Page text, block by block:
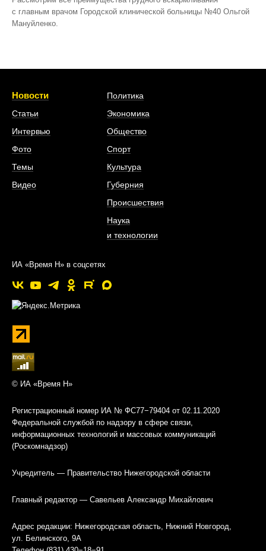
с главным врачом Городской клинической больницы №40 Ольгой
Мануйленко.
Новости
Статьи
Интервью
Фото
Темы
Видео
Политика
Экономика
Общество
Спорт
Культура
Губерния
Происшествия
Наука
и технологии
ИА «Время Н» в соцсетях
© ИА «Время Н»
Регистрационный номер ИА № ФС77−79404 от 02.11.2020
Федеральной службой по надзору в сфере связи,
информационных технологий и массовых коммуникаций
(Роскомнадзор)
Учредитель — Правительство Нижегородской области
Главный редактор — Савельев Александр Михайлович
Адрес редакции: Нижегородская область, Нижний Новгород,
ул. Белинского, 9А